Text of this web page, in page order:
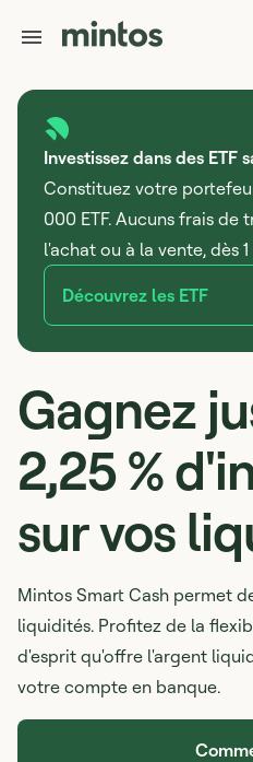
Investissez dans des ETF
Constituez votre
000 ETF. Aucuns frais de
l'achat ou à la vente, dès 1
Découvrez les ETF
Gagnez
2,25 %
sur vos
Mintos Smart Cash permet
liquidités. Profitez de la
d'esprit qu'offre l'argent
votre compte en banque.